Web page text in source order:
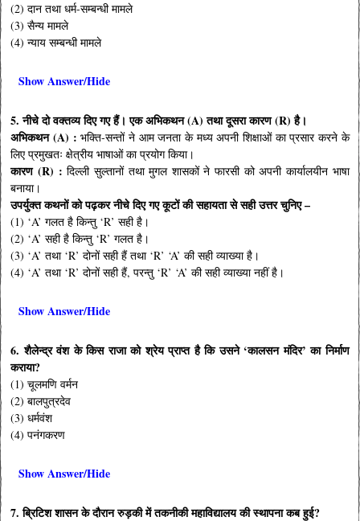
(2) दान तथा धर्म-सम्बन्धी मामले
(3) सैन्य मामले
(4) न्याय सम्बन्धी मामले
Show Answer/Hide
5. नीचे दो वक्तव्य दिए गए हैं। एक अभिकथन (A) तथा दूसरा कारण (R) है।
अभिकथन (A) : भक्ति-सन्तों ने आम जनता के मध्य अपनी शिक्षाओं का प्रसार करने के
लिए प्रमुखतः क्षेत्रीय भाषाओं का प्रयोग किया।
कारण (R) : दिल्ली सुल्तानों तथा मुगल शासकों ने फारसी को अपनी कार्यालयीन भाषा
बनाया।
उपर्युक्त कथनों को पढ़कर नीचे दिए गए कूटों की सहायता से सही उत्तर चुनिए –
(1) ‘A’ गलत है किन्तु ‘R’ सही है।
(2) ‘A’ सही है किन्तु ‘R’ गलत है।
(3) ‘A’ तथा ‘R’ दोनों सही हैं तथा ‘R’ ‘A’ की सही व्याख्या है।
(4) ‘A’ तथा ‘R’ दोनों सही हैं, परन्तु ‘R’ ‘A’ की सही व्याख्या नहीं है।
Show Answer/Hide
6. शैलेन्द्र वंश के किस राजा को श्रेय प्राप्त है कि उसने ‘कालसन मंदिर’ का निर्माण
कराया?
(1) चूलमणि वर्मन
(2) बालपुत्रदेव
(3) धर्मवंश
(4) पनंगकरण
Show Answer/Hide
7. ब्रिटिश शासन के दौरान रुड़की में तकनीकी महाविद्यालय की स्थापना कब हुई?